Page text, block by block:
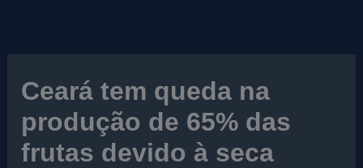
Ceará tem queda na
produção de 65% das
frutas devido à seca